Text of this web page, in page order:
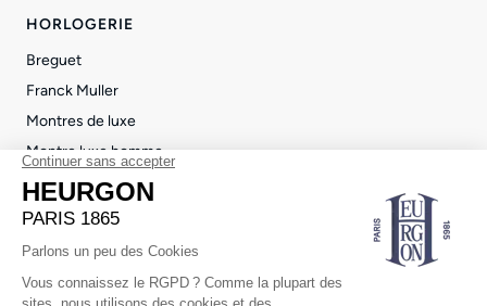
HORLOGERIE
Breguet
Franck Muller
Montres de luxe
Montre luxe homme
Montre luxe femme
JOAILLERIE
Statement